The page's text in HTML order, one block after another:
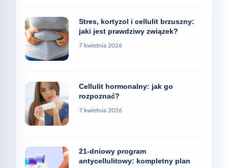
Stres, kortyzol i cellulit brzuszny:
jaki jest prawdziwy związek?
7 kwietnia 2026
Cellulit hormonalny: jak go
rozpoznać?
7 kwietnia 2026
21-dniowy program
antycellulitowy: kompletny plan